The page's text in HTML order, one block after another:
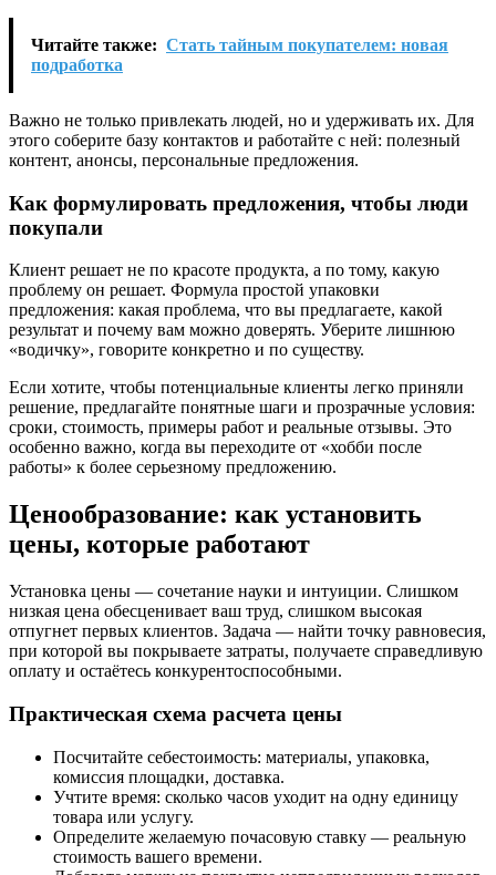
Читайте также: Стать тайным покупателем: новая
подработка
Важно не только привлекать людей, но и удерживать их. Для
этого соберите базу контактов и работайте с ней: полезный
контент, анонсы, персональные предложения.
Как формулировать предложения, чтобы люди
покупали
Клиент решает не по красоте продукта, а по тому, какую
проблему он решает. Формула простой упаковки
предложения: какая проблема, что вы предлагаете, какой
результат и почему вам можно доверять. Уберите лишнюю
«водичку», говорите конкретно и по существу.
Если хотите, чтобы потенциальные клиенты легко приняли
решение, предлагайте понятные шаги и прозрачные условия:
сроки, стоимость, примеры работ и реальные отзывы. Это
особенно важно, когда вы переходите от «хобби после
работы» к более серьезному предложению.
Ценообразование: как установить
цены, которые работают
Установка цены — сочетание науки и интуиции. Слишком
низкая цена обесценивает ваш труд, слишком высокая
отпугнет первых клиентов. Задача — найти точку равновесия,
при которой вы покрываете затраты, получаете справедливую
оплату и остаётесь конкурентоспособными.
Практическая схема расчета цены
Посчитайте себестоимость: материалы, упаковка,
комиссия площадки, доставка.
Учтите время: сколько часов уходит на одну единицу
товара или услугу.
Определите желаемую почасовую ставку — реальную
стоимость вашего времени.